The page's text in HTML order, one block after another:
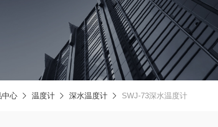
中心 温度计 深水温度计 SWJ-73深水温度计